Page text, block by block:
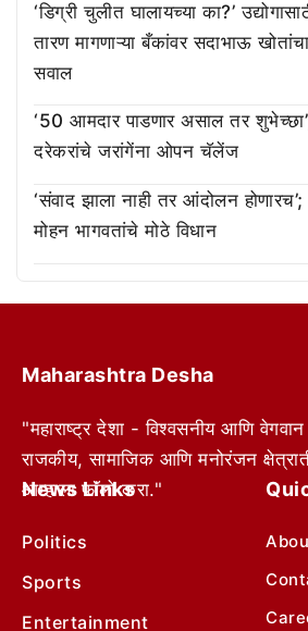
‘डिग्री चुलीत घालायच्या का?’
तारण मागणाऱ्या बँकांवर सदाभाऊ खोतांचा
सवाल
‘50 आमदार पाडणार असाल तर
दरेकरांचे जरांगेंना ओपन चॅलेंज
‘संवाद झाला नाही तर आंदोलन होणारच’;
मोहन भागवतांचे मोठे विधान
Maharashtra Desha
"महाराष्ट्र देशा - विश्वसनीय आणि वेगवान
राजकीय, सामाजिक आणि मनोरंजन
आम्हाला फॉलो करा."
News Links
Politics
Sports
Entertainment